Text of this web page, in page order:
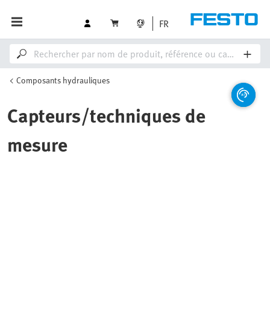
FR
Composants hydrauliques
Capteurs/techniques de
mesure